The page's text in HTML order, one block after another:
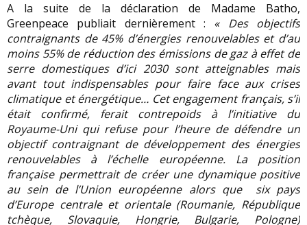
A la suite de la déclaration de Madame Batho,
Greenpeace publiait dernièrement : « Des objectifs
contraignants de 45% d’énergies renouvelables et d’au
moins 55% de réduction des émissions de gaz à effet de
serre domestiques d’ici 2030 sont atteignables mais
avant tout indispensables pour faire face aux crises
climatique et énergétique… Cet engagement français, s’il
était confirmé, ferait contrepoids à l’initiative du
Royaume-Uni qui refuse pour l’heure de défendre un
objectif contraignant de développement des énergies
renouvelables à l’échelle européenne. La position
française permettrait de créer une dynamique positive
au sein de l’Union européenne alors que six pays
d’Europe centrale et orientale (Roumanie, République
tchèque, Slovaquie, Hongrie, Bulgarie, Pologne)